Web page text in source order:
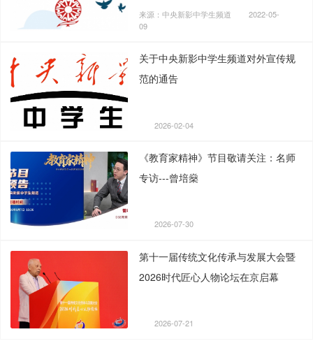
来源：中央新影中学生频道
2022-05-
09
关于中央新影中学生频道对外宣传规
范的通告
2026-02-04
《教育家精神》节目敬请关注：名师
专访---曾培燊
2026-07-30
第十一届传统文化传承与发展大会暨
2026时代匠心人物论坛在京启幕
2026-07-21